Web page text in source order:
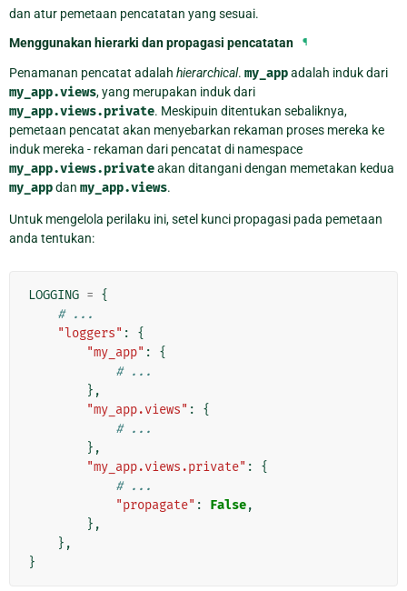
dan atur pemetaan pencatatan yang sesuai.
Menggunakan hierarki dan propagasi pencatatan
¶
Penamanan pencatat adalah hierarchical. my_appadalah induk dari
my_app.views, yang merupakan induk dari
my_app.views.private. Meskipuin ditentukan sebaliknya,
pemetaan pencatat akan menyebarkan rekaman proses mereka ke
induk mereka - rekaman dari pencatat di namespace
my_app.views.privateakan ditangani dengan memetakan kedua
my_appdan my_app.views.
Untuk mengelola perilaku ini, setel kunci propagasi pada pemetaan
anda tentukan:
LOGGING = {
# ...
"loggers" :
{
"my_app" :
{
# ...
},
"my_app.views" :
{
# ...
},
"my_app.views.private" :
{
# ...
"propagate" : False,
},
},
}